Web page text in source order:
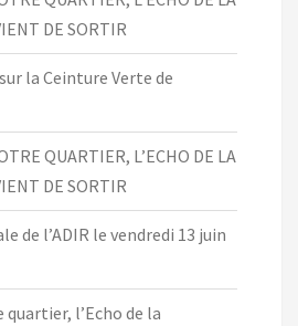
DE SORTIR
la Ceinture Verte de
QUARTIER, L’ECHO DE LA
DE SORTIR
de l’ADIR le vendredi 13 juin
l’Echo de la